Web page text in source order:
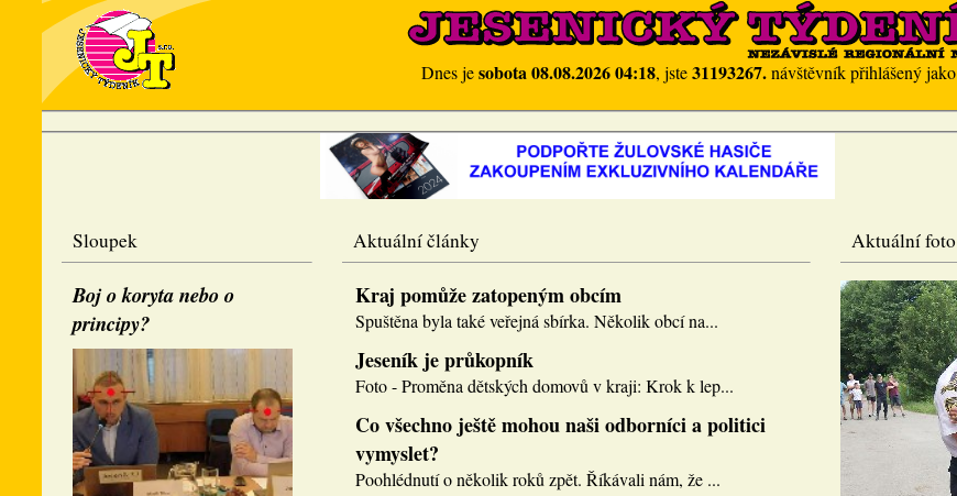
Dnes jesobota 08.08.2026 04:18, jste31193267.návštěvník přihlášený jako
Sloupek
Boj o koryta nebo o
principy?
Aktuální články
Kraj pomůže zatopeným obcím
Spuštěna byla také veřejná sbírka. Několik obcí na...
Jeseník je průkopník
Foto - Proměna dětských domovů v kraji: Krok k lep...
Co všechno ještě mohou naši odborníci a politici
vymyslet?
Poohlédnutí o několik roků zpět. Říkávali nám, že ...
Aktuální foto